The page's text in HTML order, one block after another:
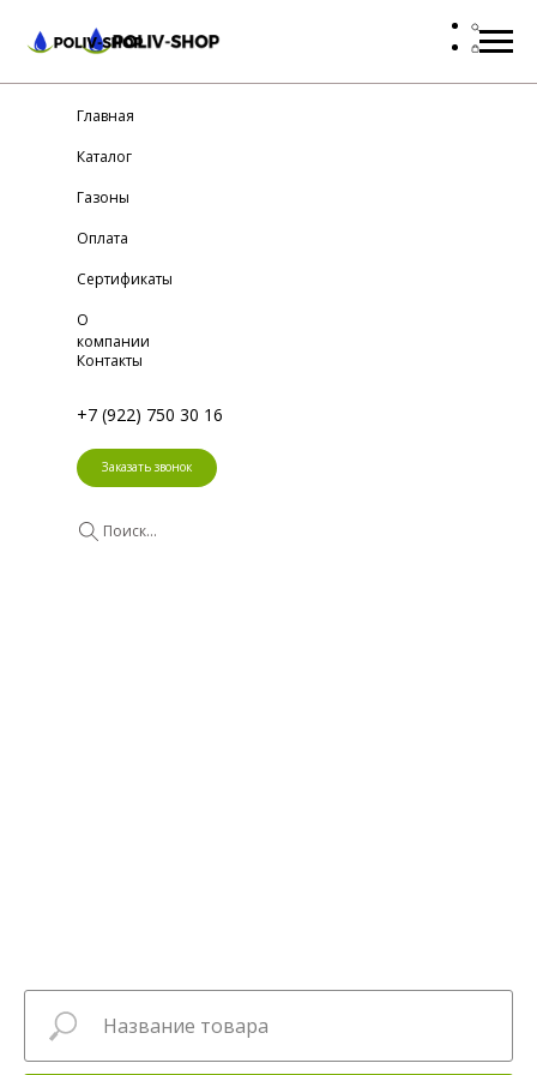
Заказать звонок
+7 (922) 750 30 16
Главная
Каталог
Газоны
Оплата
Сертификаты
О
компании
Контакты
Поиск...